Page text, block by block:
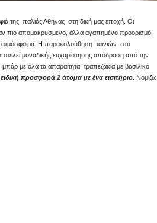
της παλιάς Αθήνας στη δική μας εποχή. Οι
πιο απομακρυσμένο, άλλα αγαπημένο προορισμό.
ατμόσφαιρα. Η παρακολούθηση ταινιών στο
μοναδικής ευχαρίστησης απόδραση από την
με όλα τα απαραίτητα, τραπεζάκια με βασιλικό
προσφορά 2 άτομα με ένα εισιτήριο . Νομίζω